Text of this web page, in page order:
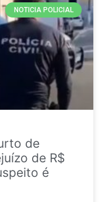
NOTICIA POLICIAL
de
de R$
é